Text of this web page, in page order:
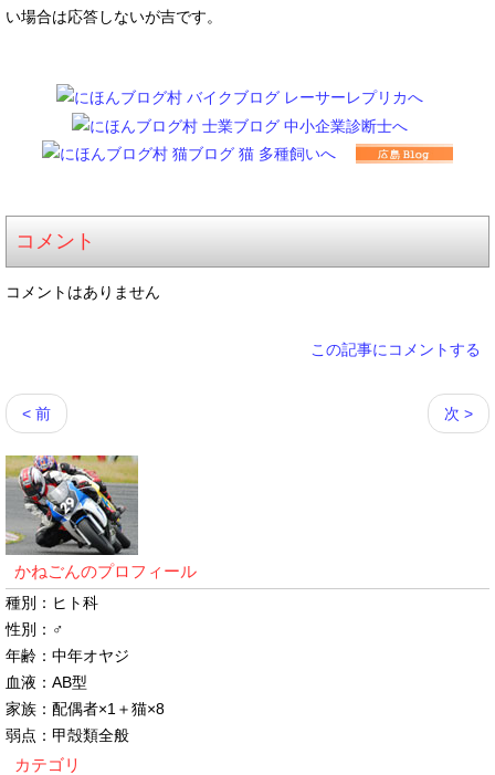
い場合は応答しないが吉です。
コメント
コメントはありません
この記事にコメントする
< 前 次 >
かねごんのプロフィール
種別：ヒト科
性別：♂
年齢：中年オヤジ
血液：AB型
家族：配偶者×1＋猫×8
弱点：甲殻類全般
カテゴリ